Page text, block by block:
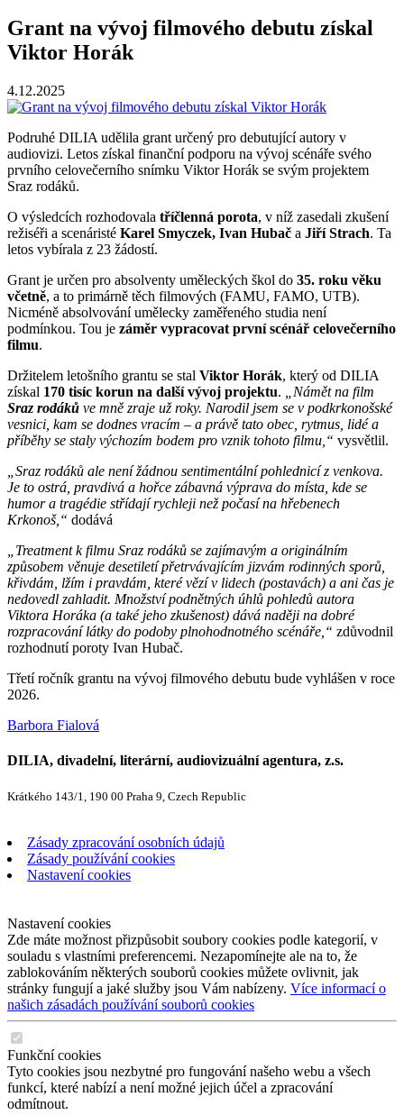
Grant na vývoj filmového debutu získal
Viktor Horák
4.12.2025
Podruhé DILIA udělila grant určený pro debutující autory v
audiovizi. Letos získal finanční podporu na vývoj scénáře svého
prvního celovečerního snímku Viktor Horák se svým projektem
Sraz rodáků.
O výsledcích rozhodovala tříčlenná porota, v níž zasedali zkušení
režiséři a scenáristé Karel Smyczek, Ivan Hubač a Jiří Strach. Ta
letos vybírala z 23 žádostí.
Grant je určen pro absolventy uměleckých škol do 35. roku věku
včetně, a to primárně těch filmových (FAMU, FAMO, UTB).
Nicméně absolvování umělecky zaměřeného studia není
podmínkou. Tou je záměr vypracovat první scénář celovečerního
filmu.
Držitelem letošního grantu se stal Viktor Horák, který od DILIA
získal 170 tisíc korun na další vývoj projektu.
„Námět na film
Sraz rodáků ve mně zraje už roky. Narodil jsem se v podkrkonošské
vesnici, kam se dodnes vracím – a právě tato obec, rytmus, lidé a
příběhy se staly výchozím bodem pro vznik tohoto filmu,“ vysvětlil.
„Sraz rodáků ale není žádnou sentimentální pohlednicí z venkova.
Je to ostrá, pravdivá a hořce zábavná výprava do místa, kde se
humor a tragédie střídají rychleji než počasí na hřebenech
Krkonoš,“ dodává
„Treatment k filmu Sraz rodáků se zajímavým a originálním
způsobem věnuje desetiletí přetrvávajícím jizvám rodinných sporů,
křivdám, lžím i pravdám, které vězí v lidech (postavách) a ani čas je
nedovedl zahladit. Množství podnětných úhlů pohledů autora
Viktora Horáka (a také jeho zkušenost) dává naději na dobré
rozpracování látky do podoby plnohodnotného scénáře,“ zdůvodnil
rozhodnutí poroty Ivan Hubač.
Třetí ročník grantu na vývoj filmového debutu bude vyhlášen v roce
2026.
Barbora Fialová
DILIA, divadelní, literární, audiovizuální agentura, z.s.
Krátkého 143/1, 190 00 Praha 9, Czech Republic
Zásady zpracování osobních údajů
Zásady používání cookies
Nastavení cookies
Nastavení cookies
Zde máte možnost přizpůsobit soubory cookies podle kategorií, v
souladu s vlastními preferencemi. Nezapomínejte ale na to, že
zablokováním některých souborů cookies můžete ovlivnit, jak
stránky fungují a jaké služby jsou Vám nabízeny. Více informací o
našich zásadách používání souborů cookies
Funkční cookies
Tyto cookies jsou nezbytné pro fungování našeho webu a všech
funkcí, které nabízí a není možné jejich účel a zpracování
odmítnout.